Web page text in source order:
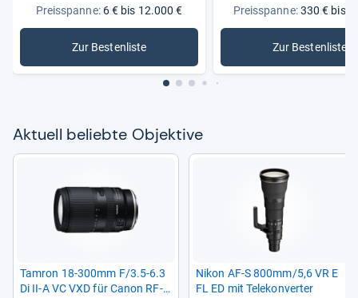
Preisspanne:6 € bis 12.000 €
Zur Bestenliste
: Objektive
Preisspanne:330 € bis
Zur Bestenliste
:
Aktu­ell beliebte Objek­tive
Tam­ron 18-​300mm F/3.5-​6.3
Di II-​A VC VXD für Canon RF-​
Nikon AF-​S 800mm/5,6 VR E
FL ED mit Tele­kon­ver­ter